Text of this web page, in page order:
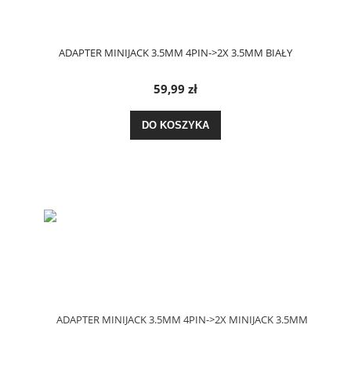
ADAPTER MINIJACK 3.5MM 4PIN->2X 3.5MM BIAŁY
59,99 zł
DO KOSZYKA